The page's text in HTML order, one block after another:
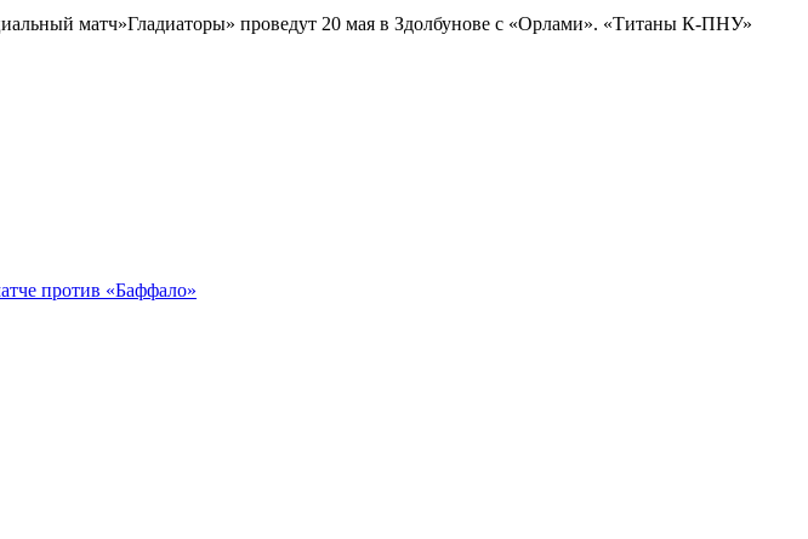
матч»Гладиаторы» проведут 20 мая в Здолбунове с «Орлами». «Титаны К-ПНУ»
против «Баффало»